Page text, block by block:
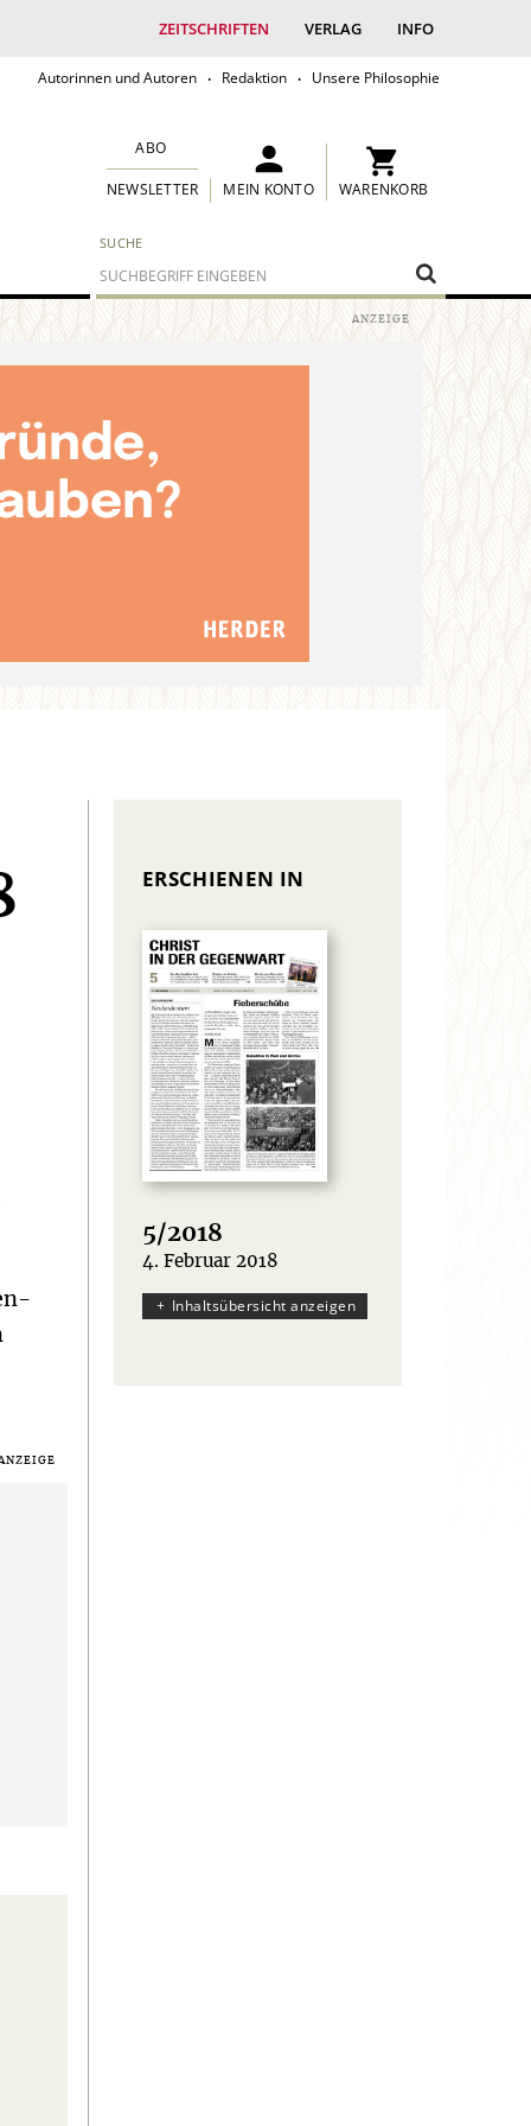
ZEITSCHRIFTEN VERLAG INFO
Autorinnen und Autoren Redaktion Unsere Philosophie
SUCHE
ABO
NEWSLETTER MEIN KONTO WARENKORB
ERSCHIENEN IN
5/2018
:
4. Februar 2018
Inhaltsübersicht anzeigen